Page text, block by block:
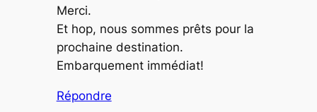
Merci.
Et hop, nous sommes prêts pour la
prochaine destination.
Embarquement immédiat!
Répondre